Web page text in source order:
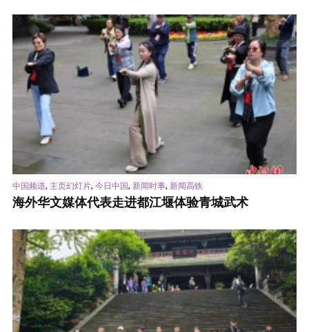
中国频道, 主页幻灯片, 今日中国, 新闻时事, 新闻高铁
海外华文媒体代表走进都江堰体验青城武术